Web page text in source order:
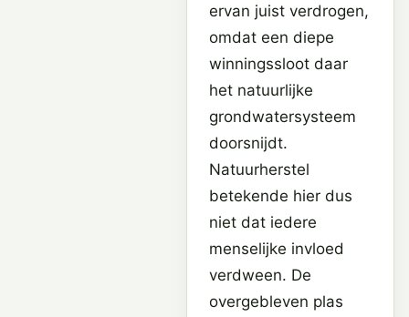
ervan juist verdrogen,
omdat een diepe
winningssloot daar
het natuurlijke
grondwatersysteem
doorsnijdt.
Natuurherstel
betekende hier dus
niet dat iedere
menselijke invloed
verdween. De
overgebleven plas